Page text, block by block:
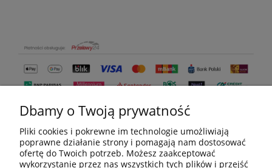
Dbamy o Twoją prywatność
Pliki cookies i pokrewne im technologie umożliwiają
poprawne działanie strony i pomagają nam dostosować
ofertę do Twoich potrzeb. Możesz zaakceptować
wykorzystanie przez nas wszystkich tych plików i przejść